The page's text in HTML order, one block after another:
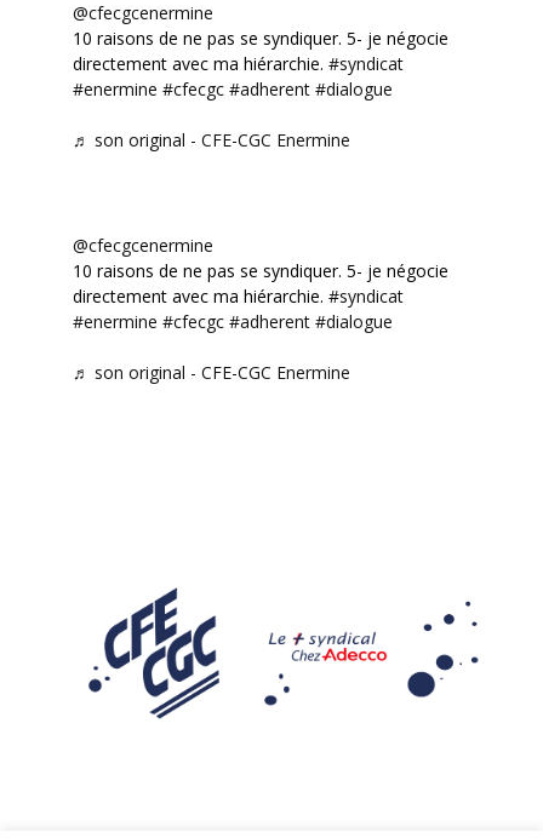
@cfecgcenermine
10 raisons de ne pas se syndiquer. 5- je négocie
directement avec ma hiérarchie. #syndicat
#enermine #cfecgc #adherent #dialogue
♬ son original - CFE-CGC Enermine
@cfecgcenermine
10 raisons de ne pas se syndiquer. 5- je négocie
directement avec ma hiérarchie. #syndicat
#enermine #cfecgc #adherent #dialogue
♬ son original - CFE-CGC Enermine